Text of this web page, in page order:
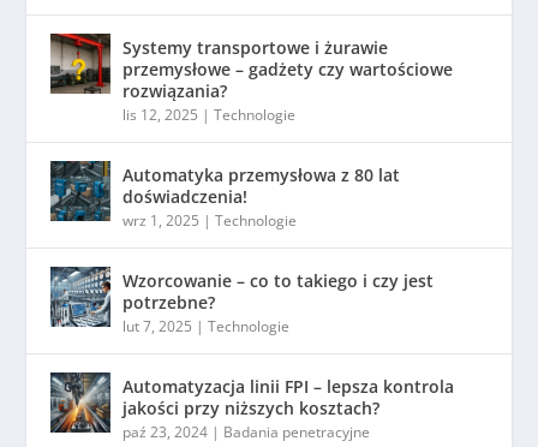
Systemy transportowe i żurawie
przemysłowe – gadżety czy wartościowe
rozwiązania?
lis 12, 2025 |Technologie
Automatyka przemysłowa z 80 lat
doświadczenia!
wrz 1, 2025 |Technologie
Wzorcowanie – co to takiego i czy jest
potrzebne?
lut 7, 2025 |Technologie
Automatyzacja linii FPI – lepsza kontrola
jakości przy niższych kosztach?
paź 23, 2024 | Badania penetracyjne